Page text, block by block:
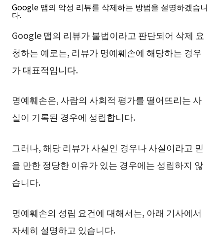
Google 맵의 악성 리뷰를 삭제하는 방법을 설명하겠습니
다.
Google 맵의 리뷰가 불법이라고 판단되어 삭제 요
청하는 예로는, 리뷰가 명예훼손에 해당하는 경우
가 대표적입니다.
명예훼손은, 사람의 사회적 평가를 떨어뜨리는 사
실이 기록된 경우에 성립합니다.
그러나, 해당 리뷰가 사실인 경우나 사실이라고 믿
을 만한 정당한 이유가 있는 경우에는 성립하지 않
습니다.
명예훼손의 성립 요건에 대해서는, 아래 기사에서
자세히 설명하고 있습니다.